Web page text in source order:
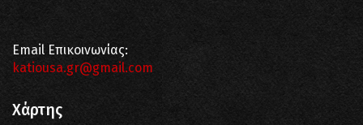
Email Επικοινωνίας:
katiousa.gr@gmail.com
Χάρτης